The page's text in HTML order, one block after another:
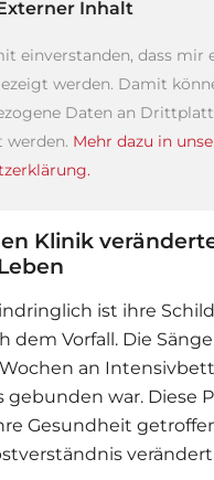
Inhalt
einverstanden, dass mir
werden. Damit
Daten an
Mehr dazu in
Klinik
ist ihre
dem Vorfall. Die
an
gebunden war. Diese
Gesundheit